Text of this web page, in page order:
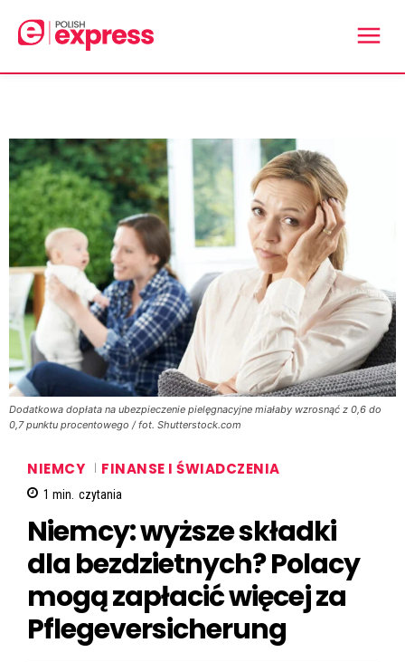
Dodatkowa dopłata na ubezpieczenie pielęgnacyjne miałaby wzrosnąć z 0,6 do
0,7 punktu procentowego / fot. Shutterstock.com
NIEMCY FINANSE I ŚWIADCZENIA
1 min. czytania
Niemcy: wyższe składki
dla bezdzietnych? Polacy
mogą zapłacić więcej za
Pflegeversicherung